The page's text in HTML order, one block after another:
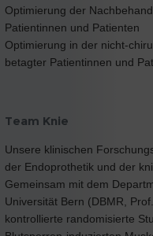
Optimierung der
Patientinnen und Patienten
Optimierung in der nicht-
betagter Patientinnen und
Team Knie
Unsere klinischen
der Endoprothetik und der
Gemeinsam mit dem
Universität Bern (DBMR,
kontrollierte randomisierte